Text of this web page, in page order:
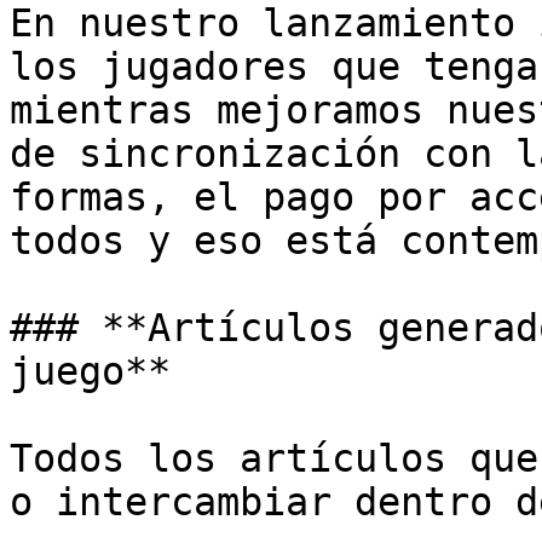
En nuestro
los jugadores que
mientras mejoramos
de sincronización con
formas, el pago por
todos y eso está
### **Artículos
juego**
Todos los artículos
o intercambiar dentro